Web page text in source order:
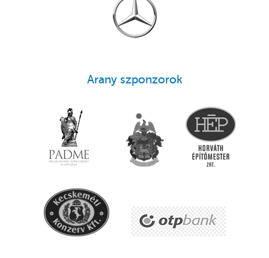
Arany szponzorok